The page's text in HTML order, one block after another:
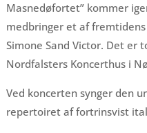
Masnedøfortet” kommer
medbringer et af
Simone Sand Victor. Det er
Nordfalsters Koncerthus i
Ved koncerten synger den
repertoiret af fortrinsvist